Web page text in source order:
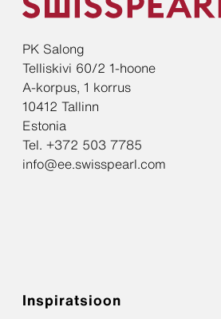
PK Salong
Telliskivi 60/2 1-hoone
A-korpus, 1 korrus
10412 Tallinn
Estonia
Tel. +372 503 7785
info@ee.swisspearl.com
Inspiratsioon